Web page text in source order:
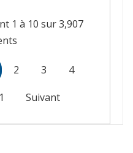
1 à 10 sur 3,907
2 3 4
Suivant